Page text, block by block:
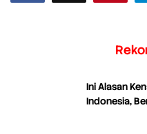
Ini Alasan
Indonesia,